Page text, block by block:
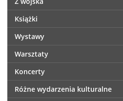
Książki
Wystawy
Warsztaty
Koncerty
Różne wydarzenia kulturalne